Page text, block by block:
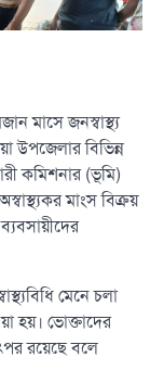
মাসে জনস্বাস্থ্য
উপজেলার বিভিন্ন
কমিশনার (ভূমি)
মাংস বিক্রয়
মেনে চলা
হয়। ভোক্তাদের
রয়েছে বলে